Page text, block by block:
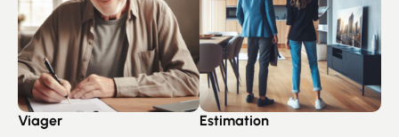
Viager Estimation